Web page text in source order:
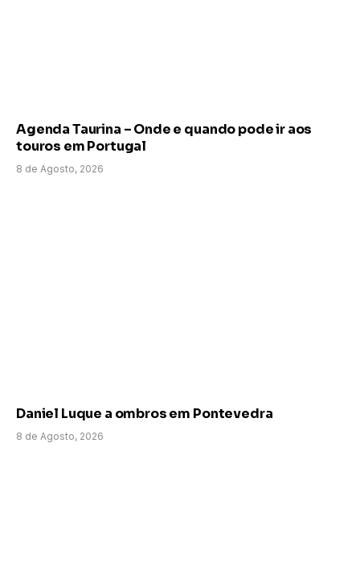
Agenda Taurina – Onde e quando pode ir aos
touros em Portugal
8 de Agosto, 2026
Daniel Luque a ombros em Pontevedra
8 de Agosto, 2026